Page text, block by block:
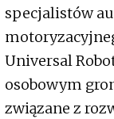
specjalistów
Universal
osobowym
związane z